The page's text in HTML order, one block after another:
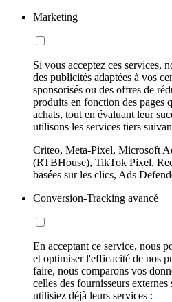
Marketing
Si vous acceptez ces services,
des publicités adaptées à vos
sponsorisés ou des offres de
produits en fonction des pages
achats, tout en évaluant leur
utilisons les services tiers
Criteo, Meta-Pixel, Microsoft
(RTBHouse), TikTok Pixel,
basées sur les clics, Ads
Conversion-Tracking avancé
En acceptant ce service, nous
et optimiser l'efficacité de nos
faire, nous comparons vos
celles des fournisseurs
utilisiez déjà leurs services :